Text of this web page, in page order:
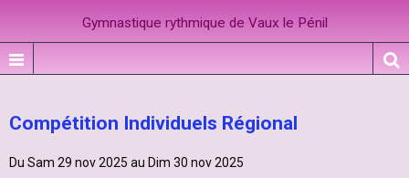
Gymnastique rythmique de Vaux le Pénil
Compétition Individuels Régional
Du Sam 29 nov 2025 au Dim 30 nov 2025